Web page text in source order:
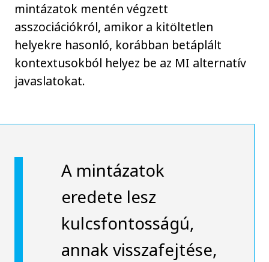
mintázatok mentén végzett
asszociációkról, amikor a kitöltetlen
helyekre hasonló, korábban betáplált
kontextusokból helyez be az MI alternatív
javaslatokat.
A mintázatok
eredete lesz
kulcsfontosságú,
annak visszafejtése,